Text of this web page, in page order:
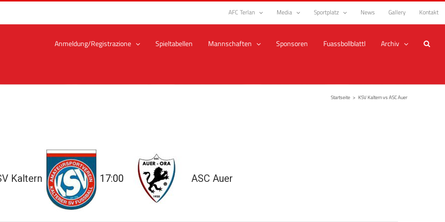
AFC Terlan Media Sportplatz News Gallery Kontakt
Anmeldung/Registrazione Spieltabellen Mannschaften Sponsoren Fuassbollblattl Archiv
Startseite > KSV Kaltern vs ASC Auer
Kaltern 17:00 ASC Auer